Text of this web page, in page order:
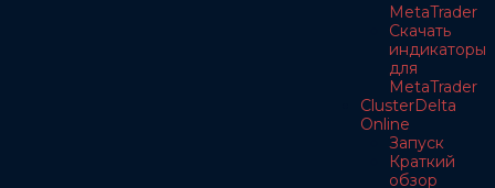
MetaTrader
Скачать
индикаторы
для
MetaTrader
ClusterDelta
Online
Запуск
Краткий
обзор